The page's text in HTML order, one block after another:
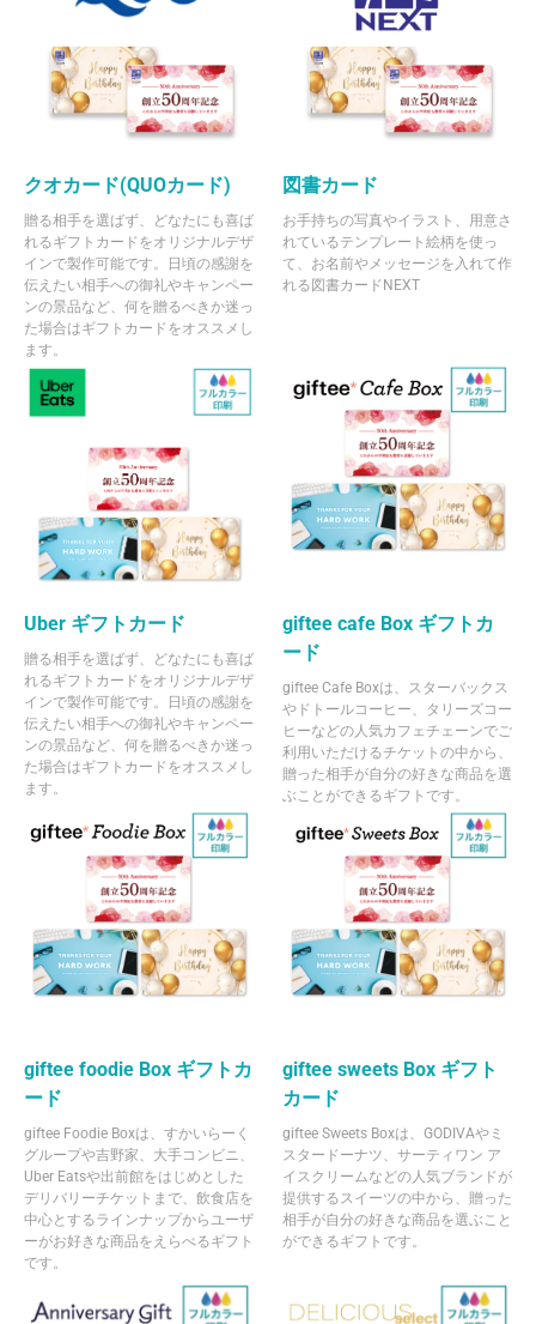
クオカード(QUOカード)
贈る相手を選ばず、どなたにも喜ば
れるギフトカードをオリジナルデザ
インで製作可能です。日頃の感謝を
伝えたい相手への御礼やキャンペー
ンの景品など、何を贈るべきか迷っ
た場合はギフトカードをオススメし
ます。
図書カード
お手持ちの写真やイラスト、用意さ
れているテンプレート絵柄を使っ
て、お名前やメッセージを入れて作
れる図書カードNEXT
Uber ギフトカード
贈る相手を選ばず、どなたにも喜ば
れるギフトカードをオリジナルデザ
インで製作可能です。日頃の感謝を
伝えたい相手への御礼やキャンペー
ンの景品など、何を贈るべきか迷っ
た場合はギフトカードをオススメし
ます。
giftee cafe Box ギフトカ
ード
giftee Cafe Boxは、スターバックス
やドトールコーヒー、タリーズコー
ヒーなどの人気カフェチェーンでご
利用いただけるチケットの中から、
贈った相手が自分の好きな商品を選
ぶことができるギフトです。
giftee foodie Box ギフトカ
ード
giftee Foodie Boxは、すかいらーく
グループや吉野家、大手コンビニ、
Uber Eatsや出前館をはじめとした
デリバリーチケットまで、飲食店を
中心とするラインナップからユーザ
ーがお好きな商品をえらべるギフト
です。
giftee sweets Box ギフト
カード
giftee Sweets Boxは、GODIVAやミ
スタードーナツ、サーティワン ア
イスクリームなどの人気ブランドが
提供するスイーツの中から、贈った
相手が自分の好きな商品を選ぶこと
ができるギフトです。